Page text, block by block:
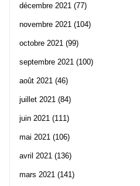
décembre 2021 (77)
novembre 2021 (104)
octobre 2021 (99)
septembre 2021 (100)
août 2021 (46)
juillet 2021 (84)
juin 2021 (111)
mai 2021 (106)
avril 2021 (136)
mars 2021 (141)